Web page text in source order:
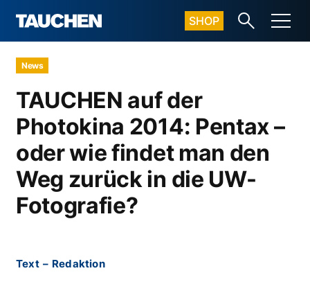
SHOP
News
TAUCHEN auf der
Photokina 2014: Pentax –
oder wie findet man den
Weg zurück in die UW-
Fotografie?
Text – Redaktion